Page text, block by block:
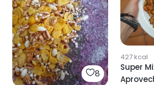
8
427kcal
Super